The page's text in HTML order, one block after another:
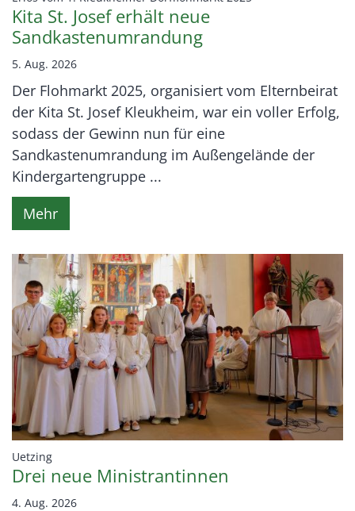
Kita St. Josef erhält neue
Sandkastenumrandung
5. Aug. 2026
Der Flohmarkt 2025, organisiert vom Elternbeirat
der Kita St. Josef Kleukheim, war ein voller Erfolg,
sodass der Gewinn nun für eine
Sandkastenumrandung im Außengelände der
Kindergartengruppe ...
Mehr
Uetzing:
Drei neue Ministrantinnen
4. Aug. 2026